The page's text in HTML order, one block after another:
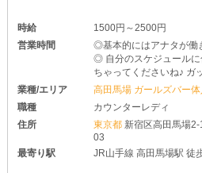
時給
1500円～2500円
営業時間
◎基本的にはアナタが働
◎ 自分のスケジュールに
ちゃってくださいね♪ ガ
業種/エリア
高田馬場 ガールズバー体
職種
カウンターレディ
住所
東京都 新宿区高田馬場
03
最寄り駅
JR山手線 高田馬場駅 徒